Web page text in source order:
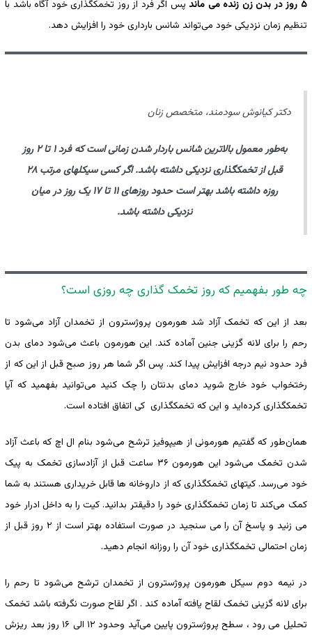
۵ روز در بدن زن زنده می ماند
پس اگر فرد از روز تخمکگذاری خود آگاه باشد با
تنظیم زمان نزدیکی خود می‌تواند شانس بارداری خود را افزایش دهد.
دکتر کیانوش سودمند، متخصص زنان
به‌طور معمول بالاترین شانس باردار شدن زمانی است که فرد ۱ تا ۲ روز
قبل از تخمکگذاری نزدیکی داشته باشد. اگر کسی سیکلهای مرتب ۲۸
روزه داشته باشد بهتر است حدود روزهای ۱۱ تا ۱۷ یک روز در میان
نزدیکی داشته باشد.
چه طور بفهمیم که روز تخمک گذاری چه روزی است؟
بعد از این که تخمک آزاد شد هورمون پروژسترون از تخمدان آزاد می‌شود تا
رحم را برای لانه گزینی جنین آماده کند. این هورمون باعث می‌شود دمای بدن
فرد حدود نیم درجه افزایش پیدا کند. پس اگر شما هر روز صبح قبل از این که از
رختخواب خود خارج شوید دمای بدنتان را چک کنید می‌توانید بفهمید که آیا
تخمکگذاری کرده‌اید و این که تخمکگذاری کی اتفاق افتاده است.
همان‌طور که گفتیم هورمونی از هیپوفیز ترشح می‌شود بنام ال اچ که باعث آزاد
شدن تخمک می‌شود این هورمون ۳۶ ساعت قبل از آزادسازی تخمک به پیک
خود می‌رسد. کیتهای تخمکگذاری که از داروخانه ها قابل خریداری هستند به شما
کمک می‌کند تا زمان تخمکگذاری خود را دقیقتر بدانید. کیت را به داخل ادرار خود
می زنید و پاسخ آن را می سنجید در صورت استفاده بهتر است از ۲ روز قبل از
زمان احتمالی تخمکگذاری خود آن را روزانه انجام دهید.
در نیمه دوم سیکل هورمون پروژسترون از تخمدان ترشح می‌شود تا رحم را
برای لانه گزینی تخمک لقاح یافته آماده کند . اگر لقاح صورت نگرفته باشد تخمک
تحلیل می رود ، سطح پروژسترون پایین می‌آید وحدود ۱۲ الی ۱۶ روز بعد ریزش